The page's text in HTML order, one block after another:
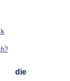
die